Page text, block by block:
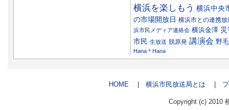
横浜を楽しもう 横浜中央
の市場開放日 横浜市との連携放
浜市民メディア連絡会 横浜金澤
市民 生放送 脱原発 講演会 野毛
Hana＊Hana
HOME | 横浜市民放送局とは | プ
Copyright (c) 2010